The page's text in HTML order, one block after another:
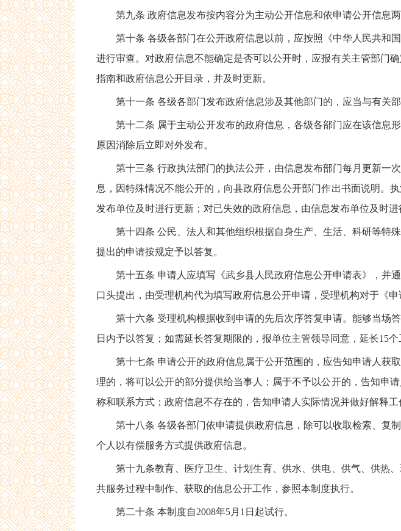
第九条 政府信息发布按内容分为主动公开信息和依申请公开信息两
第十条 各级各部门在公开政府信息以前，应按照《中华人民共和
进行审查。对政府信息不能确定是否可以公开时，应报有关主管部门
指南和政府信息公开目录，并及时更新。
第十一条 各级各部门发布政府信息涉及其他部门的，应当与有关部
第十二条 属于主动公开发布的政府信息，各级各部门应在该信息
原因消除后立即对外发布。
第十三条 行政执法部门的执法公开，由信息发布部门每月更新一
息，因特殊情况不能公开的，向县政府信息公开部门作出书面说明。
发布单位及时进行更新；对已失效的政府信息，由信息发布单位及时进
第十四条 公民、法人和其他组织根据自身生产、生活、科研等特
提出的申请按规定予以答复。
第十五条 申请人应填写《武乡县人民政府信息公开申请表》，并
口头提出，由受理机构代为填写政府信息公开申请，受理机构对于《
第十六条 受理机构根据收到申请的先后次序答复申请。能够当场
日内予以答复；如需延长答复期限的，报单位主管领导同意，延长15
第十七条 申请公开的政府信息属于公开范围的，应告知申请人获
理的，将可以公开的部分提供给当事人；属于不予以公开的，告知申
称和联系方式；政府信息不存在的，告知申请人实际情况并做好解释
第十八条 各级各部门依申请提供政府信息，除可以收取检索、复制
个人以有偿服务方式提供政府信息。
第十九条教育、医疗卫生、计划生育、供水、供电、供气、供热、
共服务过程中制作、获取的信息公开工作，参照本制度执行。
第二十条 本制度自2008年5月1日起试行。